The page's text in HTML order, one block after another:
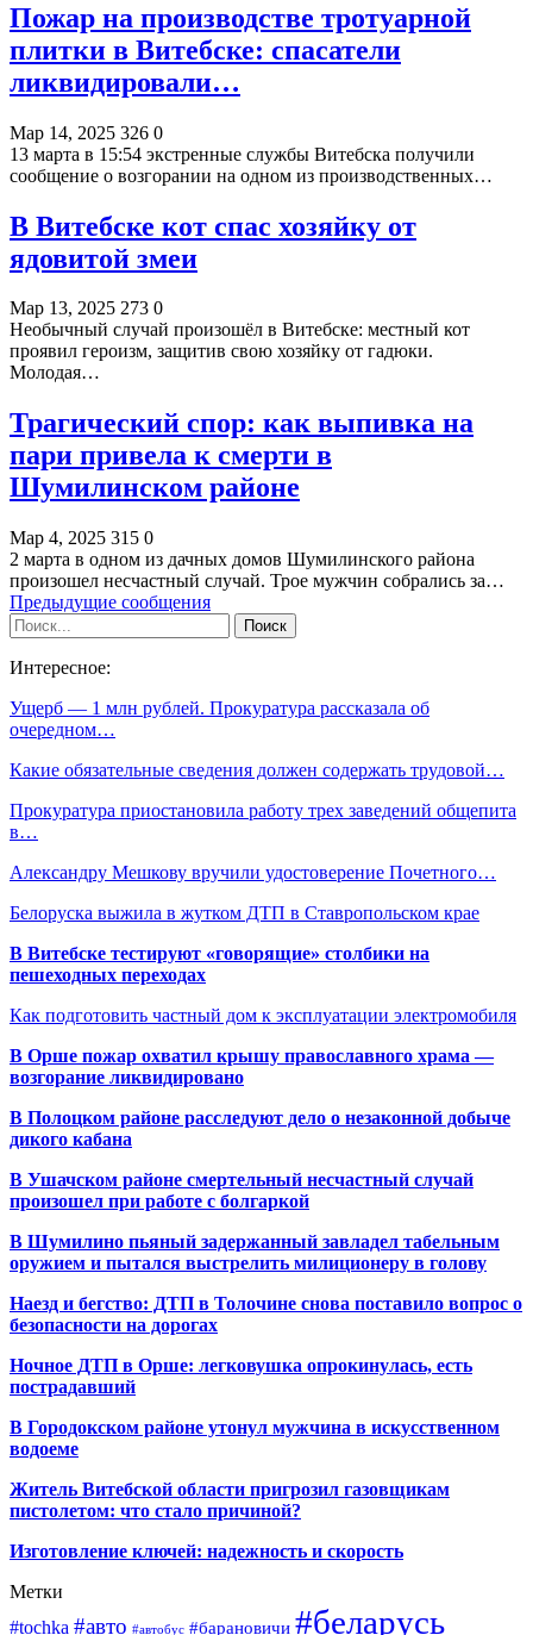
Пожар на производстве тротуарной
плитки в Витебске: спасатели
ликвидировали…
Мар 14, 2025 326 0
13 марта в 15:54 экстренные службы Витебска получили
сообщение о возгорании на одном из производственных…
В Витебске кот спас хозяйку от
ядовитой змеи
Мар 13, 2025 273 0
Необычный случай произошёл в Витебске: местный кот
проявил героизм, защитив свою хозяйку от гадюки.
Молодая…
Трагический спор: как выпивка на
пари привела к смерти в
Шумилинском районе
Мар 4, 2025 315 0
2 марта в одном из дачных домов Шумилинского района
произошел несчастный случай. Трое мужчин собрались за…
Предыдущие сообщения
Интересное:
Ущерб — 1 млн рублей. Прокуратура рассказала об
очередном…
Какие обязательные сведения должен содержать трудовой…
Прокуратура приостановила работу трех заведений общепита
в…
Александру Мешкову вручили удостоверение Почетного…
Белоруска выжила в жутком ДТП в Ставропольском крае
В Витебске тестируют «говорящие» столбики на
пешеходных переходах
Как подготовить частный дом к эксплуатации электромобиля
В Орше пожар охватил крышу православного храма —
возгорание ликвидировано
В Полоцком районе расследуют дело о незаконной добыче
дикого кабана
В Ушачском районе смертельный несчастный случай
произошел при работе с болгаркой
В Шумилино пьяный задержанный завладел табельным
оружием и пытался выстрелить милиционеру в голову
Наезд и бегство: ДТП в Толочине снова поставило вопрос о
безопасности на дорогах
Ночное ДТП в Орше: легковушка опрокинулась, есть
пострадавший
В Городокском районе утонул мужчина в искусственном
водоеме
Житель Витебской области пригрозил газовщикам
пистолетом: что стало причиной?
Изготовление ключей: надежность и скорость
Метки
#tochka #авто #автобус #барановичи #беларусь